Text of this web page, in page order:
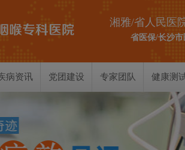
湘雅/省人民医
省医保/长沙
病资讯 党团建设 专家团队 健康测
耳部测试
鼻部测试
喉部测